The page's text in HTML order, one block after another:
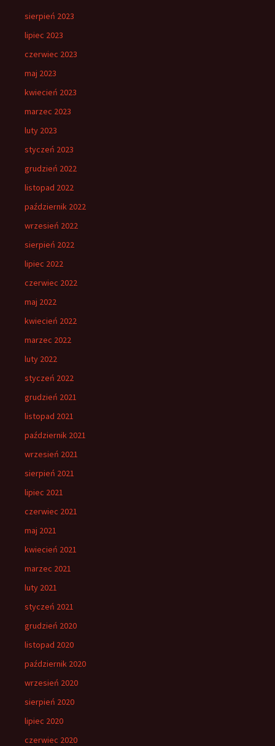
sierpień 2023
lipiec 2023
czerwiec 2023
maj 2023
kwiecień 2023
marzec 2023
luty 2023
styczeń 2023
grudzień 2022
listopad 2022
październik 2022
wrzesień 2022
sierpień 2022
lipiec 2022
czerwiec 2022
maj 2022
kwiecień 2022
marzec 2022
luty 2022
styczeń 2022
grudzień 2021
listopad 2021
październik 2021
wrzesień 2021
sierpień 2021
lipiec 2021
czerwiec 2021
maj 2021
kwiecień 2021
marzec 2021
luty 2021
styczeń 2021
grudzień 2020
listopad 2020
październik 2020
wrzesień 2020
sierpień 2020
lipiec 2020
czerwiec 2020